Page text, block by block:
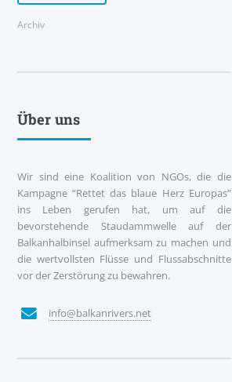
Archiv
Über uns
Wir sind eine Koalition von NGOs, die die
Kampagne “Rettet das blaue Herz Europas”
ins Leben gerufen hat, um auf die
bevorstehende Staudammwelle auf der
Balkanhalbinsel aufmerksam zu machen und
die wertvollsten Flüsse und Flussabschnitte
vor der Zerstörung zu bewahren.
info@balkanrivers.net